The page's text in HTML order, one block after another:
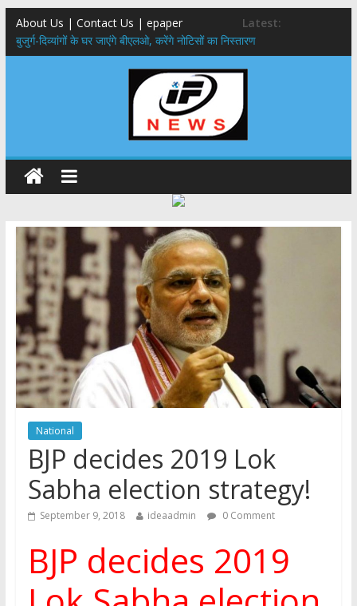
About Us | Contact Us | epaper
Latest:
बुजुर्ग-दिव्यांगों के घर जाएंगे बीएलओ, करेंगे नोटिसों का निस्तारण
24×7 अलर्ट मोड में रहें अधिकारी-मुख्य सचिव मानसून-एसईओसी से मुख्य सचिव ने
की विस्तृत समीक्षा कहा-बंद सड़कों को शीघ्र खोला जाए, लोगों को न हो दिक्कत
459 करोड़ से एचएनबी गढ़वाल विश्वविद्यालय में अनुसंधान संरचना होगी सुदृढ,उच्च
शिक्षा मंत्री धन सिंह रावत ने नवनियुक्त केन्द्रीय शिक्षा मंत्री से की मुलाकात
मुख्यमंत्री से महानिदेशक एनसीसी ने की शिष्टाचार भेंट,उत्तराखण्ड में एनसीसी के
विस्तार एवं आधुनिक आधारभूत संरचना के विकास पर हुई महत्वपूर्ण चर्चा
एमडीडीए बोर्ड बैठक, देहरादून और मसूरी के विकास के लिए 25 बड़े प्रस्तावों को मिली
हरी झंडी
National
BJP decides 2019 Lok
Sabha election strategy!
September 9, 2018 ideaadmin 0 Comment
BJP decides 2019